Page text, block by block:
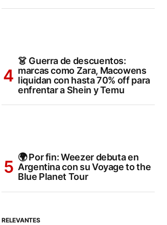
👗 Guerra de descuentos:
marcas como Zara, Macowens
liquidan con hasta 70% off para
enfrentar a Shein y Temu
🌍 Por fin: Weezer debuta en
Argentina con su Voyage to the
Blue Planet Tour
RELEVANTES